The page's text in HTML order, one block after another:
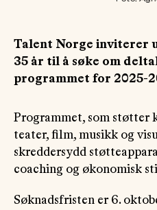
Talent Norge inviterer
35 år til å søke om
programmet for 2025-
Programmet, som støtter
teater, film, musikk og
skreddersydd
coaching og økonomisk
Søknadsfristen er 6.